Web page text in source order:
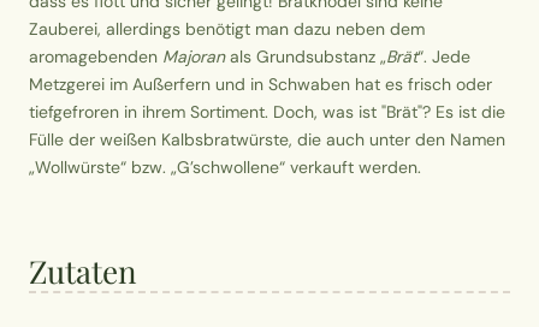
Zauberei, allerdings benötigt man dazu neben dem
aromagebenden Majoranals Grundsubstanz „Brät“. Jede
Metzgerei im Außerfern und in Schwaben hat es frisch oder
tiefgefroren in ihrem Sortiment. Doch, was ist "Brät"? Es ist die
Fülle der weißen Kalbsbratwürste, die auch unter den Namen
„Wollwürste“ bzw. „G’schwollene“ verkauft werden.
Zutaten